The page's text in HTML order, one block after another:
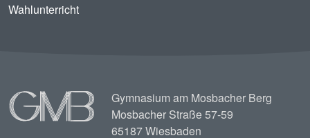
Wahlunterricht
Image
Gymnasium am Mosbacher Berg
Mosbacher Straße 57-59
65187 Wiesbaden